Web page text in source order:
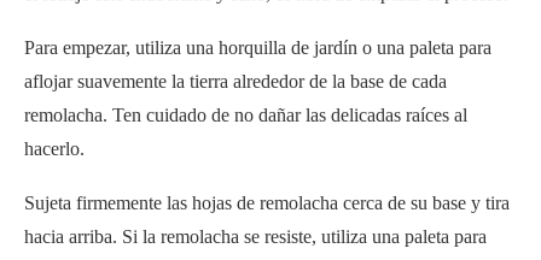
Para empezar, utiliza una horquilla de jardín o una paleta para
aflojar suavemente la tierra alrededor de la base de cada
remolacha. Ten cuidado de no dañar las delicadas raíces al
hacerlo.
Sujeta firmemente las hojas de remolacha cerca de su base y tira
hacia arriba. Si la remolacha se resiste, utiliza una paleta para